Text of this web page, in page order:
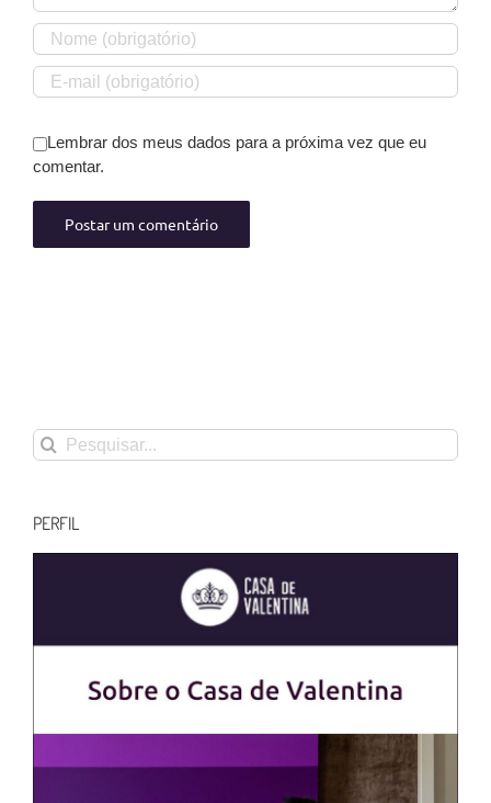
Lembrar dos meus dados para a próxima vez que eu
comentar.
Buscar
resultados
PERFIL